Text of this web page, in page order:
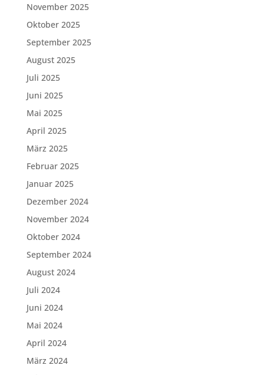
November 2025
Oktober 2025
September 2025
August 2025
Juli 2025
Juni 2025
Mai 2025
April 2025
März 2025
Februar 2025
Januar 2025
Dezember 2024
November 2024
Oktober 2024
September 2024
August 2024
Juli 2024
Juni 2024
Mai 2024
April 2024
März 2024